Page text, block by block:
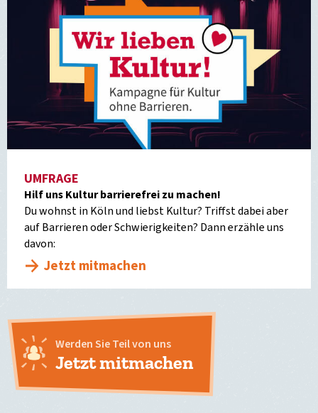
UMFRAGE
Hilf uns Kultur barrierefrei zu machen!
Du wohnst in Köln und liebst Kultur? Triffst dabei aber
auf Barrieren oder Schwierigkeiten? Dann erzähle uns
davon:
Jetzt mitmachen
Werden Sie Teil von uns
Jetzt mitmachen